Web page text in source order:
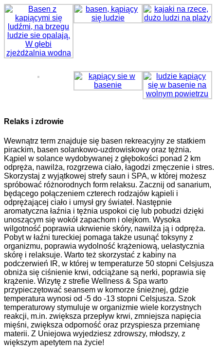
Relaks i zdrowie
Wewnątrz term znajduje się basen rekreacyjny ze statkiem
pirackim, basen solankowo-uzdrowiskowy oraz tężnia.
Kąpiel w solance wydobywanej z głębokości ponad 2 km
odpręża, nawilża, rozgrzewa ciało, łagodzi zmęczenie i stres.
Skorzystaj z wyjątkowej strefy saun i SPA, w której możesz
spróbować różnorodnych form relaksu. Zacznij od sanarium,
będącego połączeniem czterech rodzajów kąpieli i
odprężającej ciało i umysł gry świateł. Następnie
aromatyczna łaźnia i tężnia uspokoi cię lub pobudzi dzięki
unoszącym się wokół zapachom i olejkom. Wysoka
wilgotność poprawia ukrwienie skóry, nawilża ją i odpręża.
Pobyt w łaźni tureckiej pomaga także usunąć toksyny z
organizmu, poprawia wydolność krążeniową, uelastycznia
skórę i relaksuje. Warto też skorzystać z kabiny na
podczerwień IR, w której w temperaturze 50 stopni Celsjusza
obniża się ciśnienie krwi, odciążane są nerki, poprawia się
krążenie. Wizytę z strefie Wellness & Spa warto
przypieczętować seansem w komorze śnieżnej, gdzie
temperatura wynosi od -5 do -13 stopni Celsjusza. Szok
temperaturowy stymuluje w organizmie wiele korzystnych
reakcji, m.in. zwiększa przepływ krwi, zmniejsza napięcia
mięśni, zwiększa odporność oraz przyspiesza przemianę
materii. Z Uniejowa wyjedziesz zdrowszy, młodszy, z
większym apetytem na życie!